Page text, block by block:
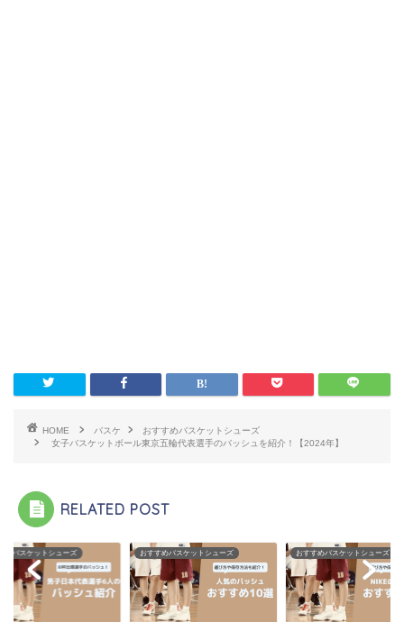
HOME バスケ
おすすめバスケットシューズ
女子バスケットボール東京五輪代表選手のバッシュを紹介！【2024年】
RELATED POST
めバスケットシューズ おすすめバスケットシューズ おすすめバスケットシューズ